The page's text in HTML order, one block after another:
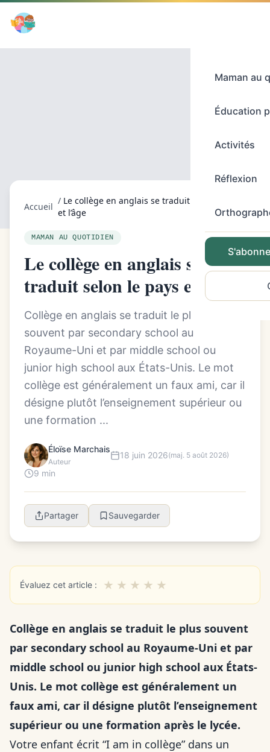
Maman au
Éducation
Activités
Réflexion
Accueil
/ Le collège en anglais se traduit selon le pays
et l’âge
MAMAN AU QUOTIDIEN
Le collège en anglais se
traduit selon le pays et l’âge
Collège en anglais se traduit le plus
souvent par secondary school au
Royaume-Uni et par middle school ou
junior high school aux États-Unis. Le mot
collège est généralement un faux ami, car il
désigne plutôt l’enseignement supérieur ou
une formation ...
Éloïse Marchais
Auteur
18 juin 2026(maj. 5 août 2026)
9 min
Partager Sauvegarder
Évaluez cet article : ★ ★ ★ ★ ★
Collège en anglais se traduit le plus souvent
par secondary school au Royaume-Uni et par
middle school ou junior high school aux États-
Unis. Le mot collège est généralement un
faux ami, car il désigne plutôt l’enseignement
supérieur ou une formation après le lycée.
Votre enfant écrit “I am in collège” dans un